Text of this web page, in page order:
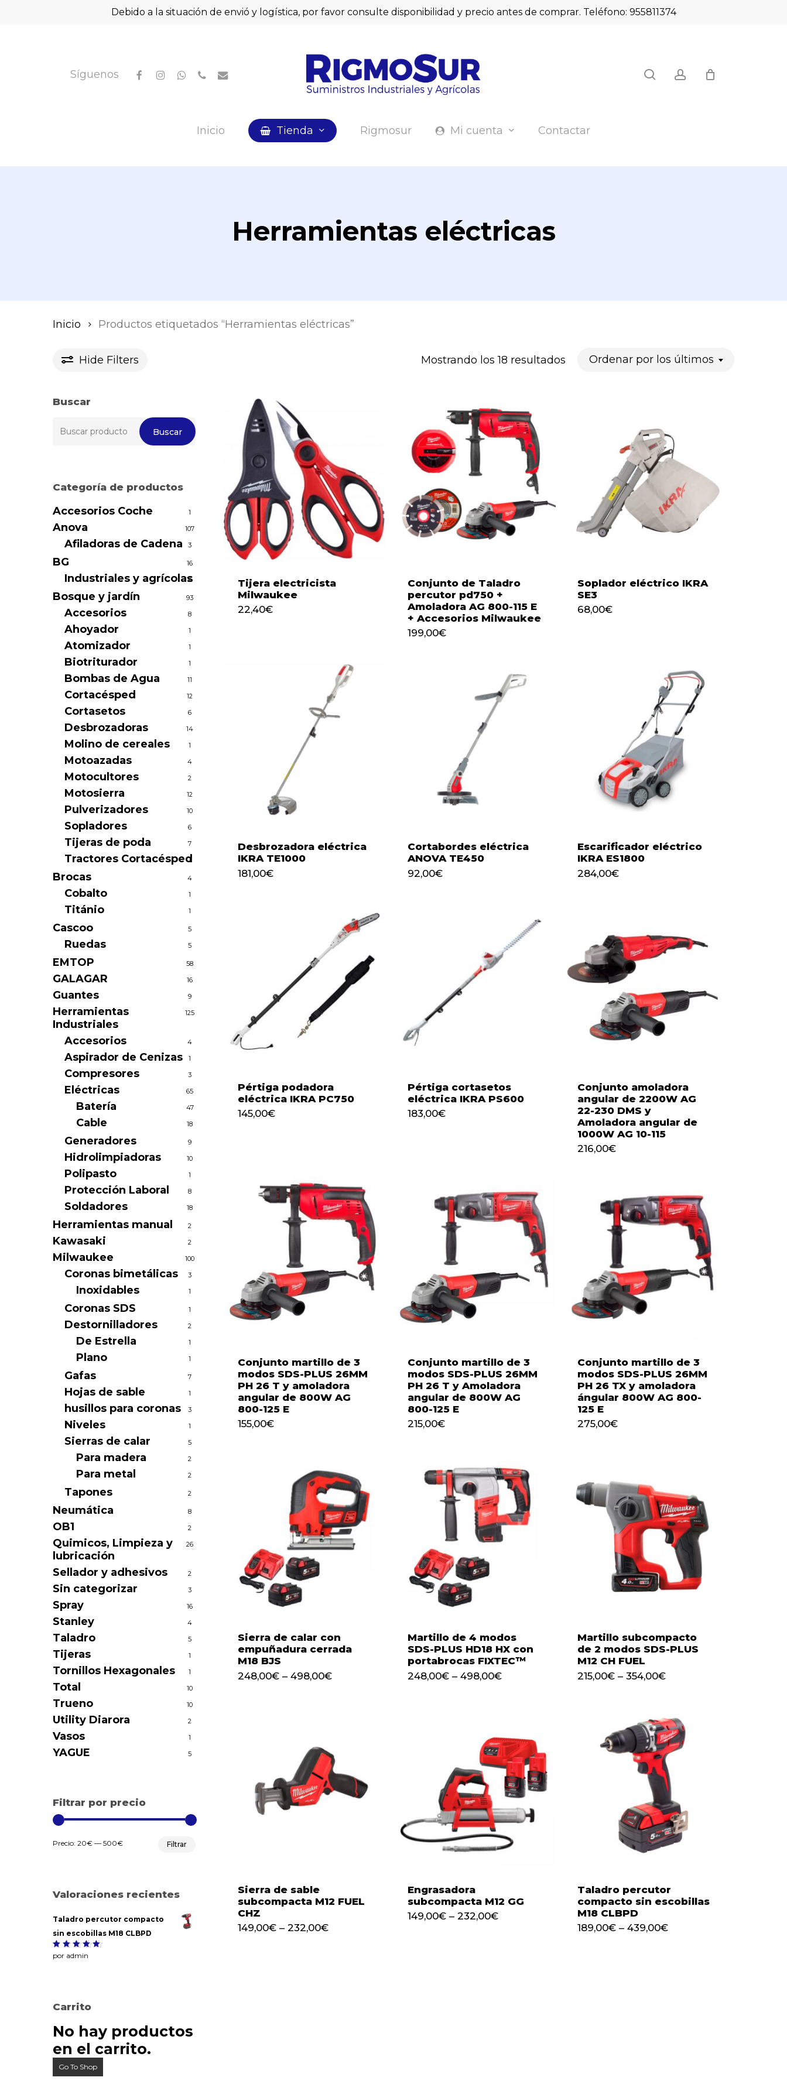
Debido a la situación de envió y logística, por favor consulte disponibilidad y precio antes de comprar. Teléfono: 955811374
Síguenos facebookinstagram
whatsapp
phoneemail
Inicio Tienda Rigmosur Mi cuenta Contactar
No hay productos en el carrito.
Go to shop
Herramientas eléctricas
Inicio Productos etiquetados “Herramientas eléctricas”
Hide Filters Mostrando los 18 resultados Ordenado
Ordenar por los últimos
Buscar
por:
Buscar
Categoría de productos
Accesorios Coche 1
Anova 107
Afiladoras de Cadena 3
BG 16
Industriales y agrícolas
16
Bosque y jardín 93
Accesorios 8
Ahoyador 1
Atomizador 1
Biotriturador 1
Bombas de Agua 11
Cortacésped 12
Cortasetos 6
Desbrozadoras 14
Molino de cereales 1
Motoazadas 4
Motocultores 2
Motosierra 12
Pulverizadores 10
Sopladores 6
Tijeras de poda 7
Tractores Cortacésped1
Brocas 4
Cobalto 1
Titánio 1
Cascoo 5
Ruedas 5
EMTOP 58
GALAGAR 16
Guantes 9
Herramientas
Industriales
125
Accesorios 4
Aspirador de Cenizas 1
Compresores 3
Eléctricas 65
Batería 47
Cable 18
Generadores 9
Hidrolimpiadoras 10
Polipasto 1
Protección Laboral 8
Soldadores 18
Herramientas manual 2
Kawasaki 2
Milwaukee 100
Coronas bimetálicas 3
Inoxidables 1
Coronas SDS 1
Destornilladores 2
De Estrella 1
Plano 1
Gafas 7
Hojas de sable 1
husillos para coronas 3
Niveles 1
Sierras de calar 5
Para madera 2
Para metal 2
Tapones 2
Neumática 8
OB1 2
Quimicos, Limpieza y
lubricación
26
Sellador y adhesivos 2
Sin categorizar 3
Spray 16
Stanley 4
Taladro 5
Tijeras 1
Tornillos Hexagonales 1
Total 10
Trueno 10
Utility Diarora 2
Vasos 1
YAGUE 5
Filtrar por precio
Filtrar
Precio: 20€ — 500€
Valoraciones recientes
Taladro percutor compacto
sin escobillas M18 CLBPD
Valorado
con
por admin
Carrito
No hay productos
en el carrito.
Go To Shop
Tijera electricista
Milwaukee
22,40€
Conjunto de Taladro
percutor pd750 +
Amoladora AG 800-115 E
+ Accesorios Milwaukee
199,00€
199,00€
Soplador eléctrico IKRA
SE3
68,00€
Desbrozadora eléctrica
IKRA TE1000
181,00€
181,00€
Cortabordes eléctrica
ANOVA TE450
92,00€
92,00€
Escarificador eléctrico
IKRA ES1800
284,00€
284,00
Pértiga podadora
eléctrica IKRA PC750
145,00€
Pértiga cortasetos
eléctrica IKRA PS600
183,00€
Conjunto amoladora
angular de 2200W AG
22-230 DMS y
Amoladora angular de
1000W AG 10-115
216,00€
216,00€
Conjunto martillo de 3
modos SDS-PLUS 26MM
PH 26 T y amoladora
angular de 800W AG
800-125 E
155,00€
155,00€
Conjunto martillo de 3
modos SDS-PLUS 26MM
PH 26 T y Amoladora
angular de 800W AG
800-125 E
215,00€
Conjunto martillo de 3
modos SDS-PLUS 26MM
PH 26 TX y amoladora
ángular 800W AG 800-
125 E
275,00€
Sierra de calar con
empuñadura cerrada
M18 BJS
248,00€ – 498,00€
Martillo de 4 modos
SDS-PLUS HD18 HX con
portabrocas FIXTEC™
248,00€– 498,00€
Martillo subcompacto
de 2 modos SDS-PLUS
M12 CH FUEL
215,00€– 354,00€
Sierra de sable
subcompacta M12 FUEL
CHZ
149,00€ – 232,00€
Engrasadora
subcompacta M12 GG
149,00€– 232,00€
Taladro percutor
compacto sin escobillas
M18 CLBPD
189,00€– 439,00€